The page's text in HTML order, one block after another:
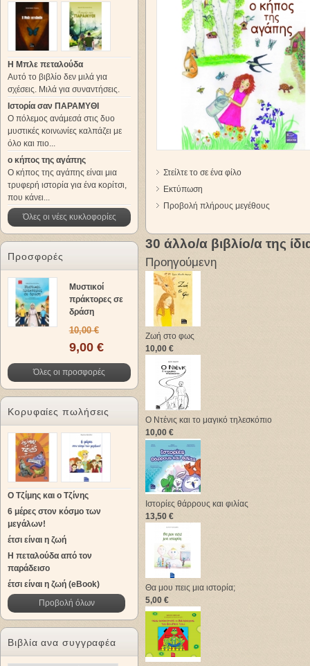
Η Μπλε πεταλούδα
Αυτό το βιβλίο δεν μιλά για
σχέσεις. Μιλά για συναντήσεις.
Ιστορία σαν ΠΑΡΑΜΥΘΙ
Ο πόλεμος ανάμεσά στις δυο
μυστικές κοινωνίες καλπάζει με
όλο και πιο...
ο κήπος της αγάπης
Ο κήπος της αγάπης είναι μια
τρυφερή ιστορία για ένα κορίτσι,
που κάνει...
Όλες οι νέες κυκλοφορίες
Προσφορές
Μυστικοί
πράκτορες σε
δράση
10,00 €
9,00 €
Όλες οι προσφορές
Κορυφαίες πωλήσεις
Ο Τζίμης και ο Τζίνης
6 μέρες στον κόσμο των
μεγάλων!
έτσι είναι η ζωή
Η πεταλούδα από τον
παράδεισο
έτσι είναι η ζωή (eBook)
Προβολή όλων
Βιβλία ανα συγγραφέα
Στείλτε το σε ένα φίλο
Εκτύπωση
Προβολή πλήρους μεγέθους
30 άλλο/α βιβλίο/α της
Προηγούμενη
Ζωή στο φως
10,00 €
Ο Ντένις και το μαγικό τηλεσκόπιο
10,00 €
Ιστορίες θάρρους και φιλίας
13,50 €
Θα μου πεις μια ιστορία;
5,00 €